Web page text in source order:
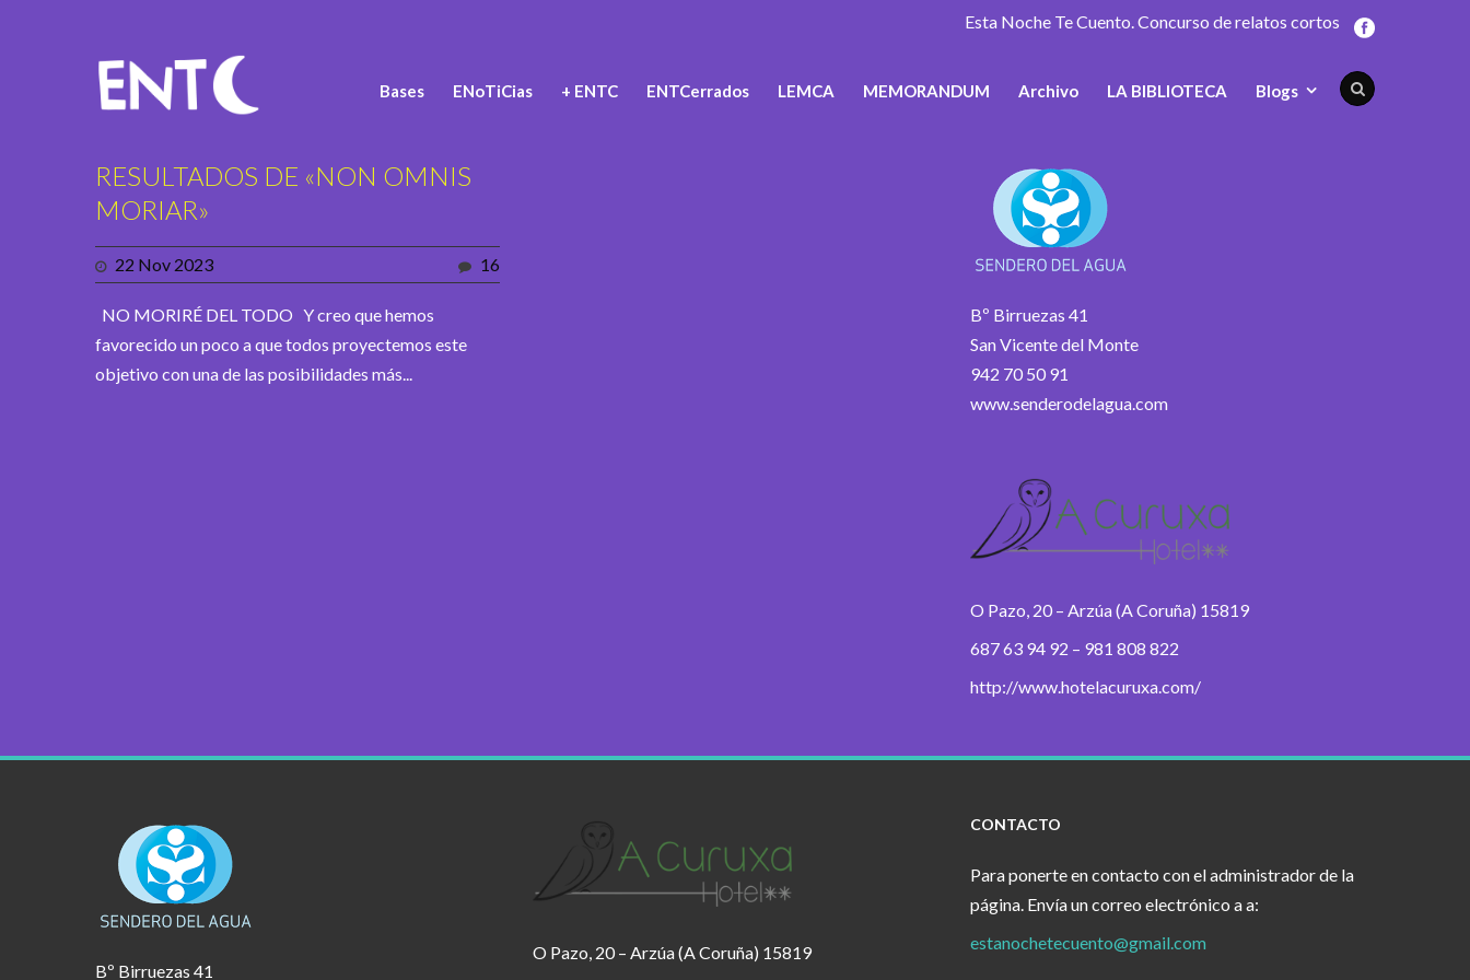
Esta Noche Te Cuento. Concurso de relatos cortos
Bases ENoTiCias + ENTC ENTCerrados LEMCA MEMORANDUM Archivo LA BIBLIOTECA Blogs
RESULTADOS DE «NON OMNIS
MORIAR»
22 Nov 2023 16
NO MORIRÉ DEL TODO Y creo que hemos
favorecido un poco a que todos proyectemos este
objetivo con una de las posibilidades más...
Bº Birruezas 41
San Vicente del Monte
942 70 50 91
www.senderodelagua.com
O Pazo, 20 – Arzúa (A Coruña) 15819
687 63 94 92 – 981 808 822
http://www.hotelacuruxa.com/
Bº Birruezas 41
O Pazo, 20 – Arzúa (A Coruña) 15819
CONTACTO
Para ponerte en contacto con el administrador de la
página. Envía un correo electrónico a a:
estanochetecuento@gmail.com